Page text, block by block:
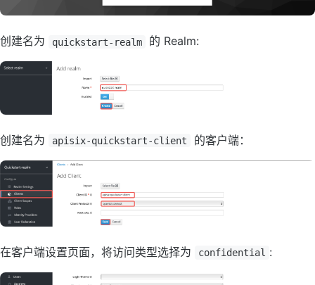
创建名为 quickstart-realm 的 Realm:
创建名为 apisix-quickstart-client 的客户端：
在客户端设置页面，将访问类型选择为 confidential :